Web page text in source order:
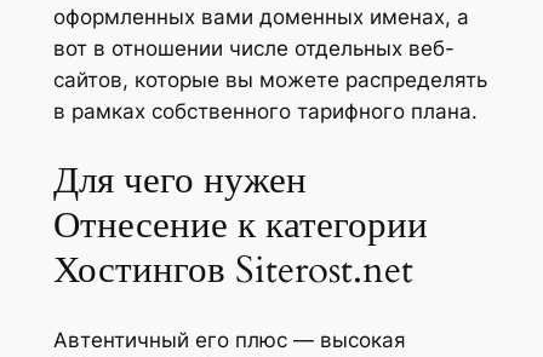
оформленных вами доменных именах, а
вот в отношении числе отдельных веб-
сайтов, которые вы можете распределять
в рамках собственного тарифного плана.
Для чего нужен
Отнесение к категории
Хостингов Siterost.net
Автентичный его плюс — высокая